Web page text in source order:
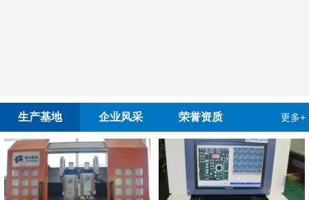
生产基地 企业风采 荣誉资质 更多+